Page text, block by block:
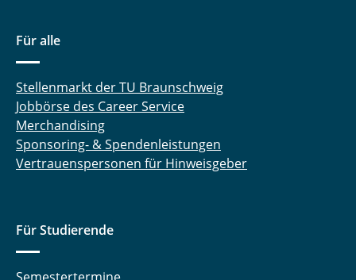
Für alle
Stellenmarkt der TU Braunschweig
Jobbörse des Career Service
Merchandising
Sponsoring- & Spendenleistungen
Vertrauenspersonen für Hinweisgeber
Für Studierende